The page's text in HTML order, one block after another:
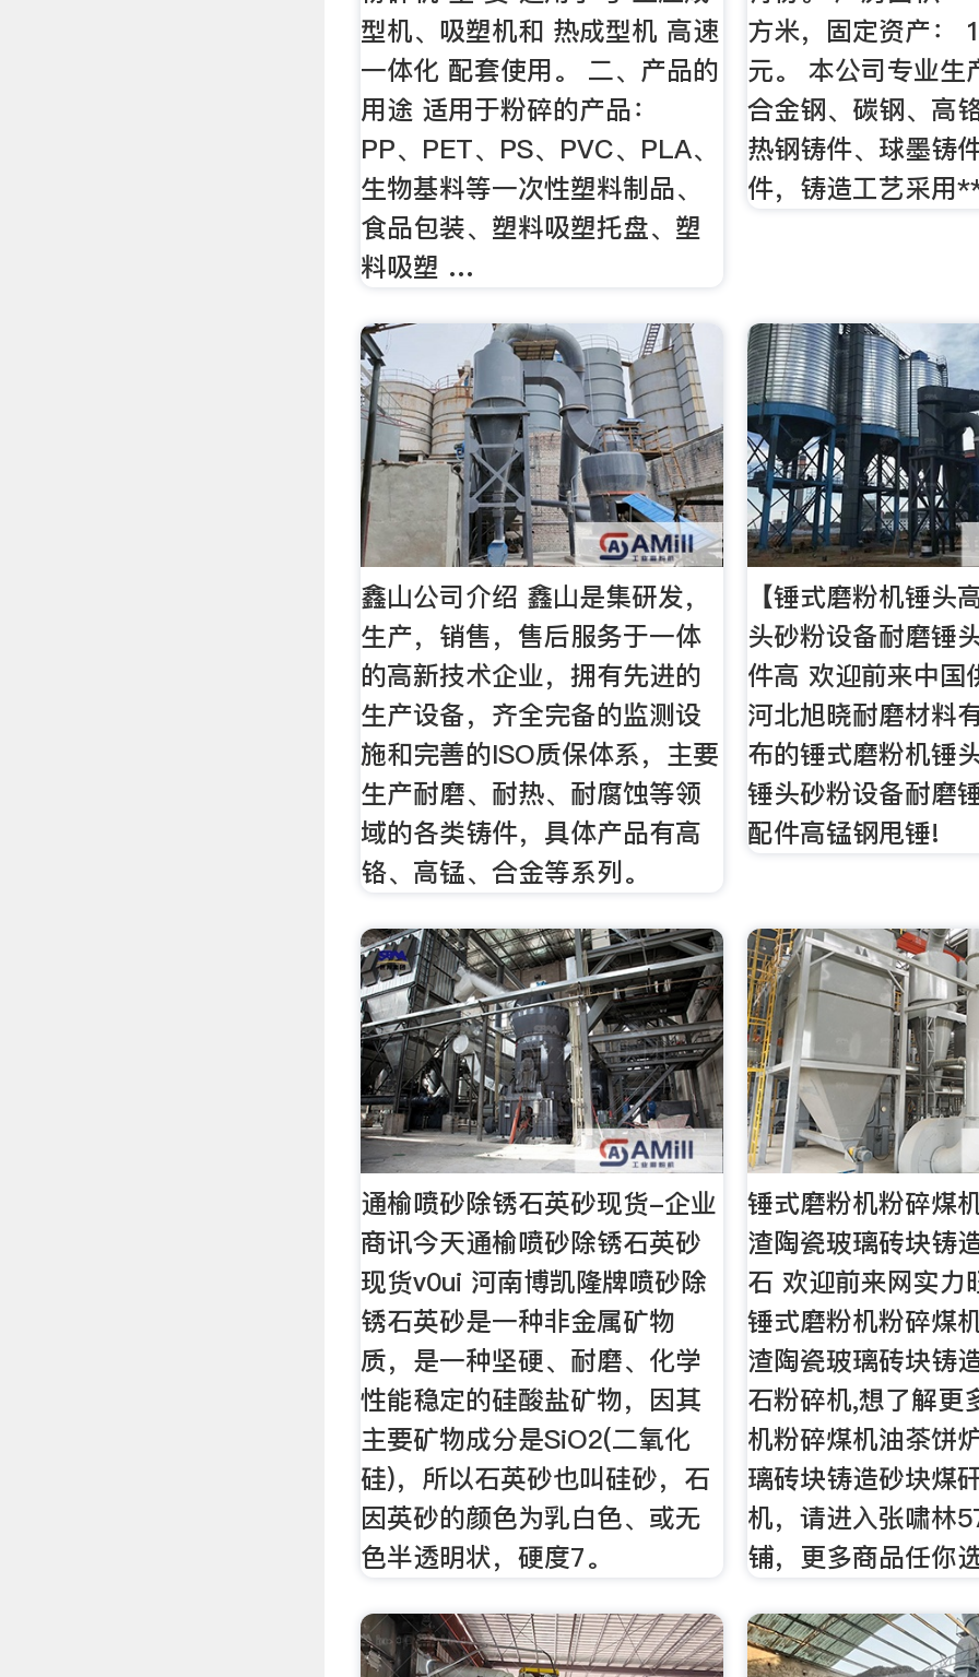
型机、吸塑机和 热成型机 高速
一体化 配套使用。 二、产品的
用途 适用于粉碎的产品：
PP、PET、PS、PVC、PLA、
生物基料等一次性塑料制品、
食品包装、塑料吸塑托盘、塑
料吸塑 …
方米，固定资产：
元。 本公司专业生
合金钢、碳钢、高
热钢铸件、球墨铸
件，铸造工艺采用
鑫山公司介绍 鑫山是集研发，
生产，销售，售后服务于一体
的高新技术企业，拥有先进的
生产设备，齐全完备的监测设
施和完善的ISO质保体系，主要
生产耐磨、耐热、耐腐蚀等领
域的各类铸件，具体产品有高
铬、高锰、合金等系列。
【锤式磨粉机锤头
头砂粉设备耐磨锤
件高 欢迎前来中国
河北旭晓耐磨材料
布的锤式磨粉机锤
锤头砂粉设备耐磨
配件高锰钢甩锤!
通榆喷砂除锈石英砂现货-企业
商讯今天通榆喷砂除锈石英砂
现货v0ui 河南博凯隆牌喷砂除
锈石英砂是一种非金属矿物
质，是一种坚硬、耐磨、化学
性能稳定的硅酸盐矿物，因其
主要矿物成分是SiO2(二氧化
硅)，所以石英砂也叫硅砂，石
因英砂的颜色为乳白色、或无
色半透明状，硬度7。
锤式磨粉机粉碎煤
渣陶瓷玻璃砖块铸
石 欢迎前来网实力
锤式磨粉机粉碎煤
渣陶瓷玻璃砖块铸
石粉碎机,想了解更
机粉碎煤机油茶饼
璃砖块铸造砂块煤
机，请进入张啸林
铺，更多商品任你